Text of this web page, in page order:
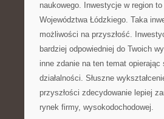
naukowego. Inwestycje w region
Województwa Łódzkiego. Taka
możliwości na przyszłość.
bardziej odpowiedniej do Twoich
inne zdanie na ten temat
działalności. Słuszne
przyszłości zdecydowanie lepiej
rynek firmy, wysokodochodowej.